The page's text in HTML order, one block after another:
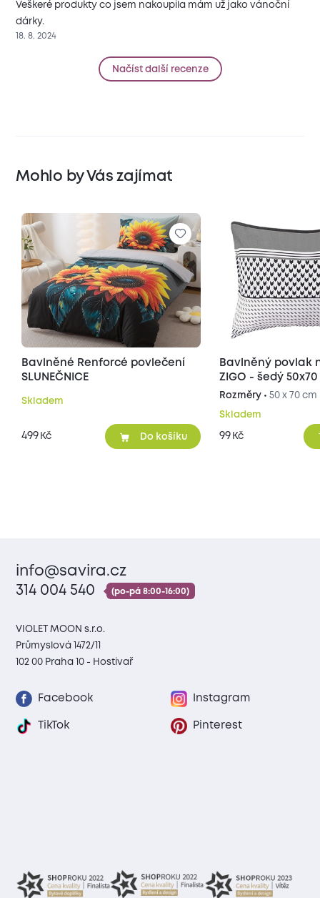
Veškeré produkty co jsem nakoupila mám už jako vánoční
dárky.
18. 8. 2024
Načíst další recenze
Mohlo by Vás zajímat
Bavlněné Renforcé povlečení
SLUNEČNICE
Skladem
499 Kč Do košíku
Bavlněný povlak
ZIGO - šedý
Rozměry •50 x 70 cm
Skladem
99 Kč
info@savira.cz
314 004 540
(po-pá 8:00-16:00)
VIOLET MOON s.r.o.
Průmyslová 1472/11
102 00 Praha 10 - Hostivař
Facebook Instagram
TikTok Pinterest